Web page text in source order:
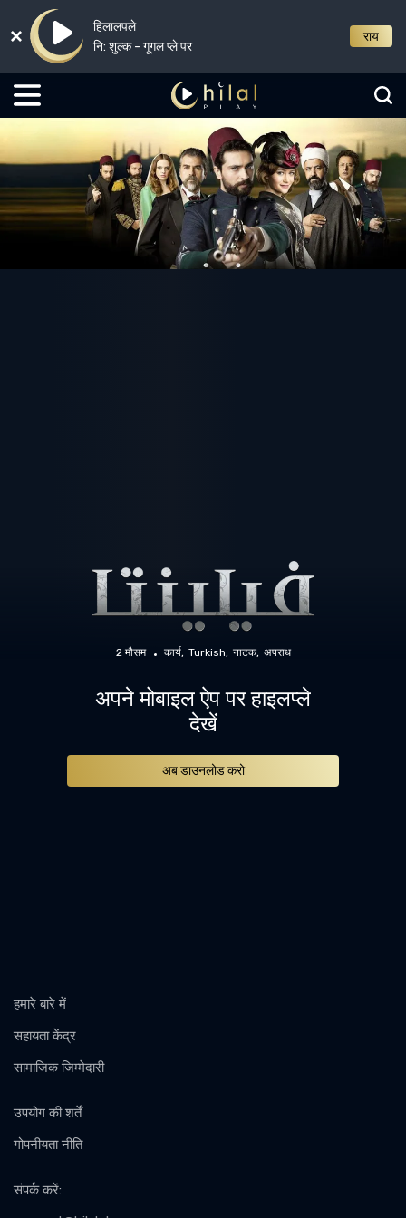
हिलालपले
नि: शुल्क - गूगल प्ले पर
राय
2 मौसम कार्य Turkish नाटक अपराध
अपने मोबाइल ऐप पर हाइलप्ले
देखें
अब डाउनलोड करो
हमारे बारे में
सहायता केंद्र
सामाजिक जिम्मेदारी
उपयोग की शर्तें
गोपनीयता नीति
संपर्क करें: